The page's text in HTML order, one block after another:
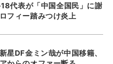
代表が「中国全国民」に謝
フィー踏みつけ炎上
星DF金ミン哉が中国移籍、